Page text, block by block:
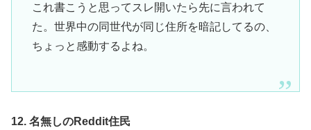
これ書こうと思ってスレ開いたら先に言われて
た。世界中の同世代が同じ住所を暗記してるの、
ちょっと感動するよね。
12. 名無しのReddit住民